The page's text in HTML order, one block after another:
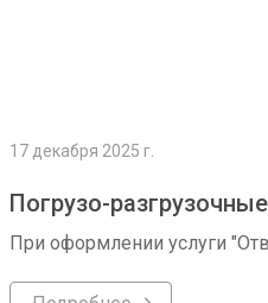
17 декабря 2025 г.
Погрузо-
При оформлении услуги